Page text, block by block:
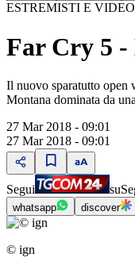
ESTREMISTI E
Far Cry 5 -
Il nuovo sparatutto open
Montana dominata da
27 Mar 2018 - 09:01
27 Mar 2018 - 09:01
Segui su
whatsapp discover
© ign